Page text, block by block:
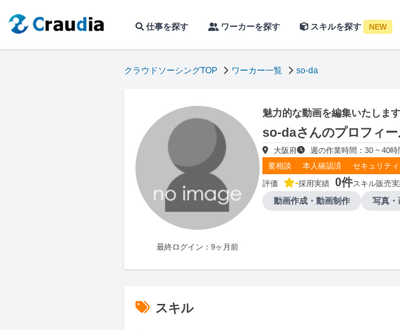
仕事を探す ワーカーを探す スキルを探す NEW
クラウドソーシングTOP ワーカー一覧 so-da
最終ログイン：9ヶ月前
魅力的な動画を編集いたします
so-daさんのプロフィー
大阪府 週の作業時間：30 ~ 40時
要相談
本人確認済 セキュリティ
評価 -採用実績 0件スキル販売
動画作成・動画制作 写真・
スキル